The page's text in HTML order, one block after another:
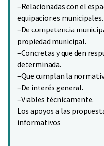
–Relacionadas con el
equipaciones municipales.
–De competencia
propiedad municipal.
–Concretas y que den
determinada.
–Que cumplan la
–De interés general.
–Viables técnicamente.
Los apoyos a las
informativos